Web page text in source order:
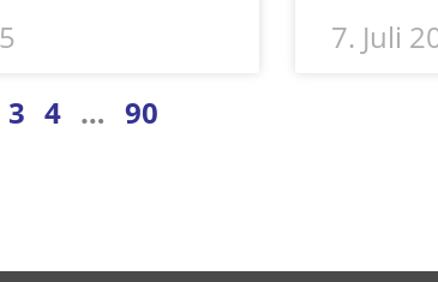
7. Juli
3 4 … 90